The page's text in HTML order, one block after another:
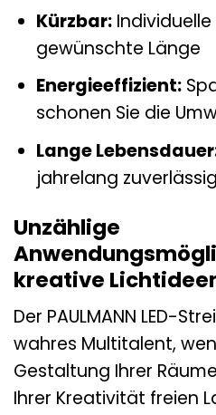
Kürzbar:Individuelle
gewünschte Länge
Energieeffizient:
schonen Sie die
Lange
jahrelang
Unzählige
kreative
Der PAULMANN LED-
wahres Multitalent,
Gestaltung Ihrer
Ihrer Kreativität freien